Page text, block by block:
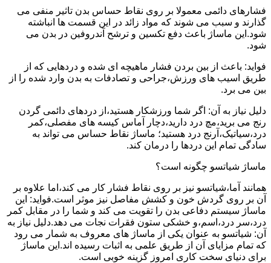
فشارهای دائمی معمولا بر روی نقاط حساس بدن تاثیر منفی می
گذارند و سبب می شوند که مواد زائد در این قسمت ها انباشته
شود.این ماساژ باعث دفع تکسین و ترشح آندروفین در بدن می
شود.
فواید: باعث از بین بردن فشار ماهیچه ای شده و دردهایی که از
طریق اسیب های ورزش،جراحی و تصادفات به بدن وارد شده را از
بین می برد.
دلیل نیاز به آن: اگر شما ورزشکار هستید،از دردهای دائمی گردن
رنج می برید،مچ درد دارید،دچار آماس کیسه های مفصلی،کمر
درد،سیاتیک،آرنج درد هستید؛ ماساژ نقاط حساس می تواند به
سادگی تمام این دردها را درمان کند.
ماساژ شیاتسو چگونه است؟
همانند آما،شیاتسو نیز بر روی نقاط فشار کار می کند،اما علاوه بر
آن بر روی گردش خون و کشش مفاصل نیز موثر است.فواید: این
ماساژ سیستم دفاعی بدن را تقویت می کند و شما را در مقابل کمر
درد،سر درد،اسم،و خشکی ستون فقرات نجات می دهد.دلیل نیاز به
آن: شیاتسو به عنوان یکی از ماساژ های معروف به شمار می رود
که تمام مزایای آن از طریق علمی به اثبات رسیده اند.این ماساژ
برای دنیای سخت کاری امروز گزینه خوبی است.